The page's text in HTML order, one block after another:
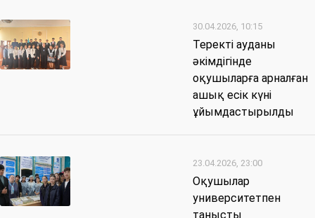
30.04.2026, 10:15
Теректі ауданы
әкімдігінде
оқушыларға арналған
ашық есік күні
ұйымдастырылды
23.04.2026, 23:00
Оқушылар
университетпен
танысты